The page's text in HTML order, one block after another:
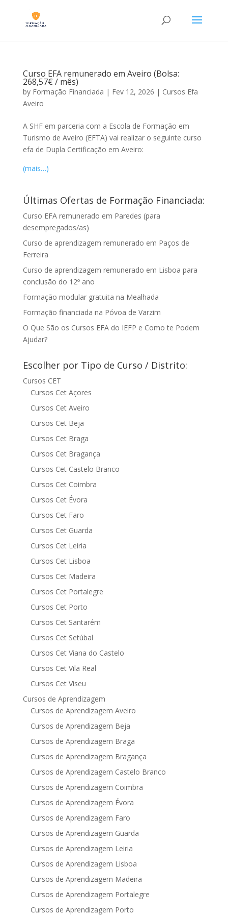
Curso EFA remunerado em Aveiro (Bolsa:
268,57€ / mês)
by Formação Financiada | Fev 12, 2026 | Cursos Efa
Aveiro
A SHF em parceria com a Escola de Formação em
Turismo de Aveiro (EFTA) vai realizar o seguinte curso
efa de Dupla Certificação em Aveiro:
(mais…)
Últimas Ofertas de Formação Financiada:
Curso EFA remunerado em Paredes (para
desempregados/as)
Curso de aprendizagem remunerado em Paços de
Ferreira
Curso de aprendizagem remunerado em Lisboa para
conclusão do 12º ano
Formação modular gratuita na Mealhada
Formação financiada na Póvoa de Varzim
O Que São os Cursos EFA do IEFP e Como te Podem
Ajudar?
Escolher por Tipo de Curso / Distrito:
Cursos CET
Cursos Cet Açores
Cursos Cet Aveiro
Cursos Cet Beja
Cursos Cet Braga
Cursos Cet Bragança
Cursos Cet Castelo Branco
Cursos Cet Coimbra
Cursos Cet Évora
Cursos Cet Faro
Cursos Cet Guarda
Cursos Cet Leiria
Cursos Cet Lisboa
Cursos Cet Madeira
Cursos Cet Portalegre
Cursos Cet Porto
Cursos Cet Santarém
Cursos Cet Setúbal
Cursos Cet Viana do Castelo
Cursos Cet Vila Real
Cursos Cet Viseu
Cursos de Aprendizagem
Cursos de Aprendizagem Aveiro
Cursos de Aprendizagem Beja
Cursos de Aprendizagem Braga
Cursos de Aprendizagem Bragança
Cursos de Aprendizagem Castelo Branco
Cursos de Aprendizagem Coimbra
Cursos de Aprendizagem Évora
Cursos de Aprendizagem Faro
Cursos de Aprendizagem Guarda
Cursos de Aprendizagem Leiria
Cursos de Aprendizagem Lisboa
Cursos de Aprendizagem Madeira
Cursos de Aprendizagem Portalegre
Cursos de Aprendizagem Porto